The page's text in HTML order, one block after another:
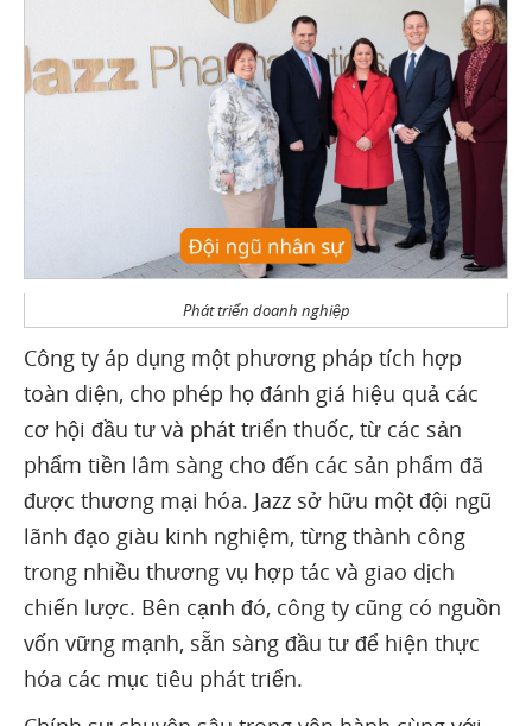
Phát triển doanh nghiệp
Công ty áp dụng một phương pháp tích hợp
toàn diện, cho phép họ đánh giá hiệu quả các
cơ hội đầu tư và phát triển thuốc, từ các sản
phẩm tiền lâm sàng cho đến các sản phẩm đã
được thương mại hóa. Jazz sở hữu một đội ngũ
lãnh đạo giàu kinh nghiệm, từng thành công
trong nhiều thương vụ hợp tác và giao dịch
chiến lược. Bên cạnh đó, công ty cũng có nguồn
vốn vững mạnh, sẵn sàng đầu tư để hiện thực
hóa các mục tiêu phát triển.